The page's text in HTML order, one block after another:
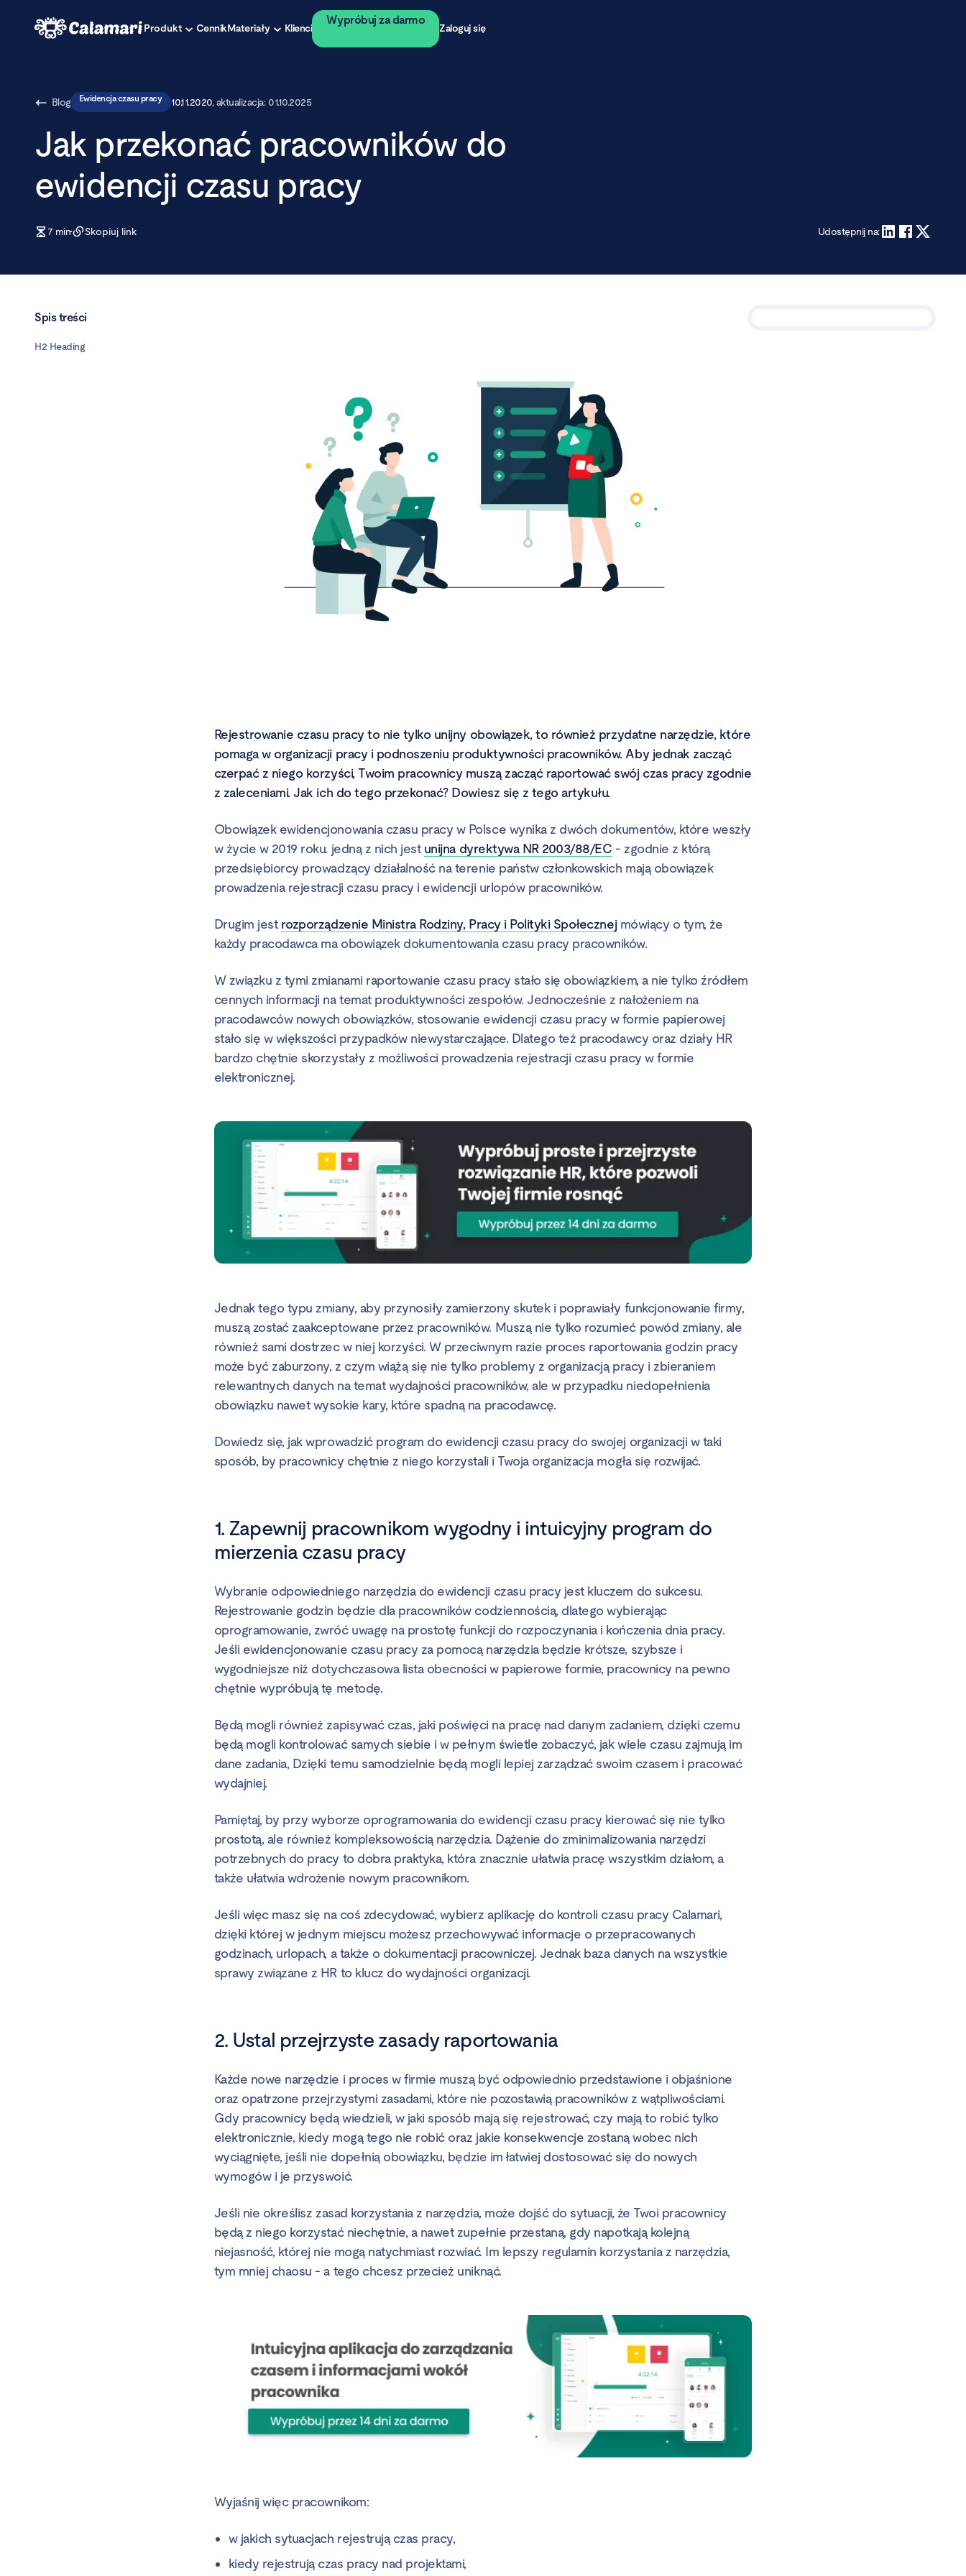
Produkt CennikMateriały Klienci
Wypróbuj za darmo
Zaloguj się
Blog Ewidencja czasu pracy 10.11.2020, aktualizacja: 01.10.2025
Jak przekonać pracowników do
ewidencji czasu pracy
7 min Skopiuj link Udostępnij na:
Spis treści
H2 Heading
Rejestrowanie czasu pracy to nie tylko unijny obowiązek, to również przydatne narzędzie, które
pomaga w organizacji pracy i podnoszeniu produktywności pracowników. Aby jednak zacząć
czerpać z niego korzyści, Twoim pracownicy muszą zacząć raportować swój czas pracy zgodnie
z zaleceniami. Jak ich do tego przekonać? Dowiesz się z tego artykułu.
Obowiązek ewidencjonowania czasu pracy w Polsce wynika z dwóch dokumentów, które weszły
w życie w 2019 roku. jedną z nich jest unijna dyrektywa NR 2003/88/EC - zgodnie z którą
przedsiębiorcy prowadzący działalność na terenie państw członkowskich mają obowiązek
prowadzenia rejestracji czasu pracy i ewidencji urlopów pracowników.
Drugim jest rozporządzenie Ministra Rodziny, Pracy i Polityki Społecznejmówiący o tym, że
każdy pracodawca ma obowiązek dokumentowania czasu pracy pracowników.
W związku z tymi zmianami raportowanie czasu pracy stało się obowiązkiem, a nie tylko źródłem
cennych informacji na temat produktywności zespołów. Jednocześnie z nałożeniem na
pracodawców nowych obowiązków, stosowanie ewidencji czasu pracy w formie papierowej
stało się w większości przypadków niewystarczające. Dlatego też pracodawcy oraz działy HR
bardzo chętnie skorzystały z możliwości prowadzenia rejestracji czasu pracy w formie
elektronicznej.
Jednak tego typu zmiany, aby przynosiły zamierzony skutek i poprawiały funkcjonowanie firmy,
muszą zostać zaakceptowane przez pracowników. Muszą nie tylko rozumieć powód zmiany, ale
również sami dostrzec w niej korzyści. W przeciwnym razie proces raportowania godzin pracy
może być zaburzony, z czym wiążą się nie tylko problemy z organizacją pracy i zbieraniem
relewantnych danych na temat wydajności pracowników, ale w przypadku niedopełnienia
obowiązku nawet wysokie kary, które spadną na pracodawcę.
Dowiedz się, jak wprowadzić program do ewidencji czasu pracy do swojej organizacji w taki
sposób, by pracownicy chętnie z niego korzystali i Twoja organizacja mogła się rozwijać.
1. Zapewnij pracownikom wygodny i intuicyjny program do
mierzenia czasu pracy
Wybranie odpowiedniego narzędzia do ewidencji czasu pracy jest kluczem do sukcesu.
Rejestrowanie godzin będzie dla pracowników codziennością, dlatego wybierając
oprogramowanie, zwróć uwagę na prostotę funkcji do rozpoczynania i kończenia dnia pracy.
Jeśli ewidencjonowanie czasu pracy za pomocą narzędzia będzie krótsze, szybsze i
wygodniejsze niż dotychczasowa lista obecności w papierowe formie, pracownicy na pewno
chętnie wypróbują tę metodę.
Będą mogli również zapisywać czas, jaki poświęci na pracę nad danym zadaniem, dzięki czemu
będą mogli kontrolować samych siebie i w pełnym świetle zobaczyć, jak wiele czasu zajmują im
dane zadania, Dzięki temu samodzielnie będą mogli lepiej zarządzać swoim czasem i pracować
wydajniej.
Pamiętaj, by przy wyborze oprogramowania do ewidencji czasu pracy kierować się nie tylko
prostotą, ale również kompleksowością narzędzia. Dążenie do zminimalizowania narzędzi
potrzebnych do pracy to dobra praktyka, która znacznie ułatwia pracę wszystkim działom, a
także ułatwia wdrożenie nowym pracownikom.
Jeśli więc masz się na coś zdecydować, wybierz aplikację do kontroli czasu pracy Calamari,
dzięki której w jednym miejscu możesz przechowywać informacje o przepracowanych
godzinach, urlopach, a także o dokumentacji pracowniczej. Jednak baza danych na wszystkie
sprawy związane z HR to klucz do wydajności organizacji.
2. Ustal przejrzyste zasady raportowania
Każde nowe narzędzie i proces w firmie muszą być odpowiednio przedstawione i objaśnione
oraz opatrzone przejrzystymi zasadami, które nie pozostawią pracowników z wątpliwościami.
Gdy pracownicy będą wiedzieli, w jaki sposób mają się rejestrować, czy mają to robić tylko
elektronicznie, kiedy mogą tego nie robić oraz jakie konsekwencje zostaną wobec nich
wyciągnięte, jeśli nie dopełnią obowiązku, będzie im łatwiej dostosować się do nowych
wymogów i je przyswoić.
Jeśli nie określisz zasad korzystania z narzędzia, może dojść do sytuacji, że Twoi pracownicy
będą z niego korzystać niechętnie, a nawet zupełnie przestaną, gdy napotkają kolejną
niejasność, której nie mogą natychmiast rozwiać. Im lepszy regulamin korzystania z narzędzia,
tym mniej chaosu - a tego chcesz przecież uniknąć.
Wyjaśnij więc pracownikom:
w jakich sytuacjach rejestrują czas pracy,
kiedy rejestrują czas pracy nad projektami,